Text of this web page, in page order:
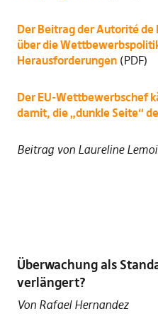
Der Beitrag der Autorité
über die
Herausforderungen(PDF)
Der EU-Wettbewerbschef
damit, die „dunkle Seite“
Beitrag von Laureline
Überwachung als
verlängert?
Von Rafael Hernandez